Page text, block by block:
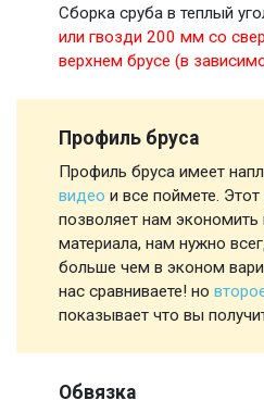
Сборка сруба в теплый
или гвозди 200 мм со
верхнем брусе (в
Профиль бруса
Профиль бруса имеет
видео и все поймете.
позволяет нам экономить
материала, нам нужно
больше чем в эконом
нас сравниваете! но
показывает что вы
Обвязка